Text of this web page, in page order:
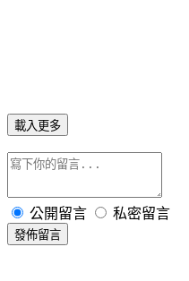
載入更多
公開留言 私密留言
發佈留言